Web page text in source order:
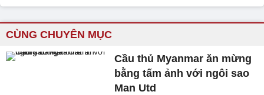
CÙNG CHUYÊN MỤC
Cầu thủ Myanmar ăn mừng
bằng tấm ảnh với ngôi sao
Man Utd